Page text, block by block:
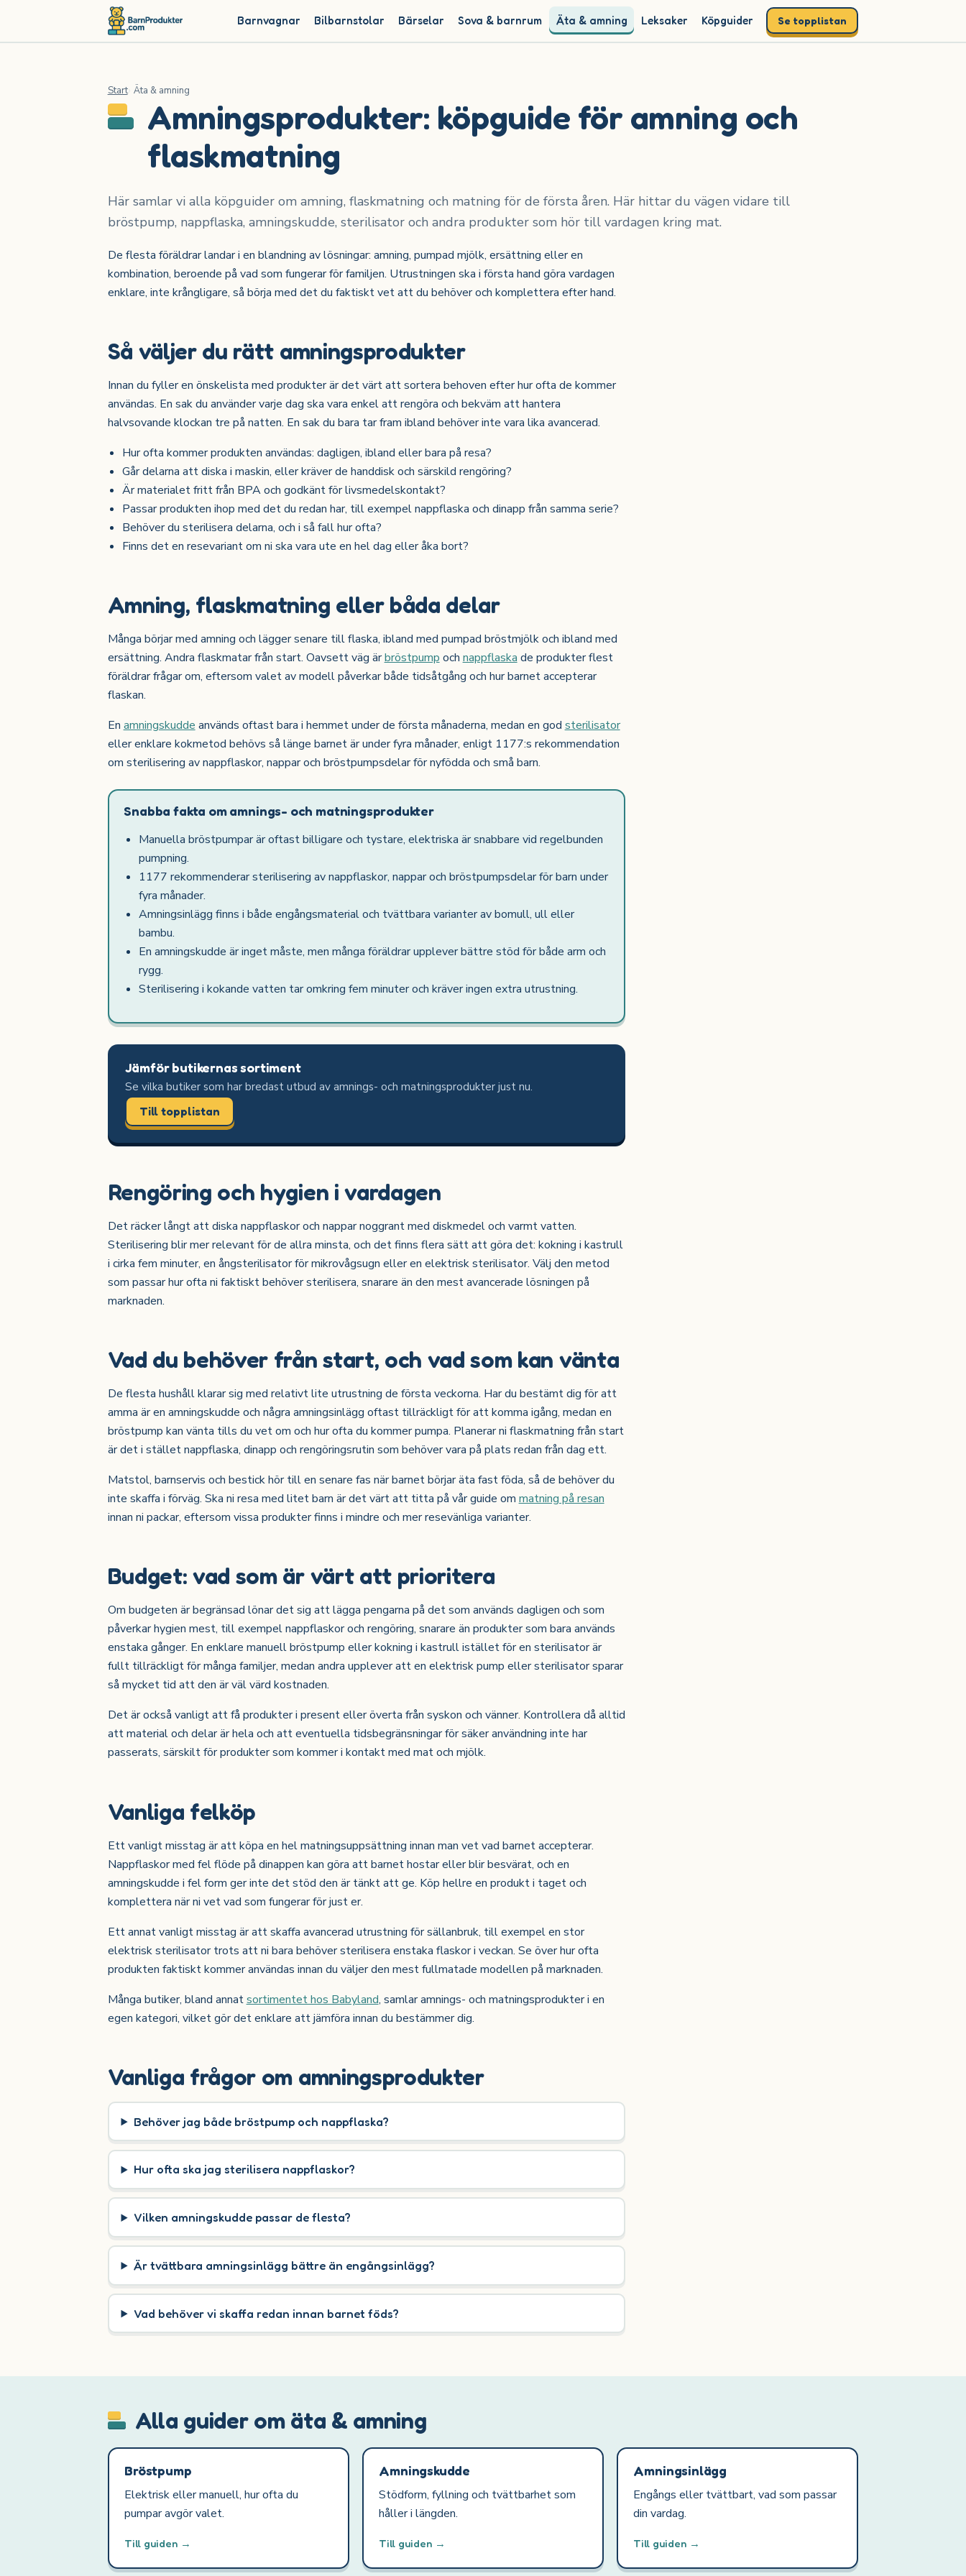
Barnvagnar Bilbarnstolar Bärselar Sova & barnrum Äta & amning Leksaker Köpguider Se topplistan
Start Äta & amning
Amningsprodukter: köpguide för amning och
flaskmatning
Här samlar vi alla köpguider om amning, flaskmatning och matning för de första åren. Här hittar du vägen vidare till
bröstpump, nappflaska, amningskudde, sterilisator och andra produkter som hör till vardagen kring mat.
De flesta föräldrar landar i en blandning av lösningar: amning, pumpad mjölk, ersättning eller en
kombination, beroende på vad som fungerar för familjen. Utrustningen ska i första hand göra vardagen
enklare, inte krångligare, så börja med det du faktiskt vet att du behöver och komplettera efter hand.
Så väljer du rätt amningsprodukter
Innan du fyller en önskelista med produkter är det värt att sortera behoven efter hur ofta de kommer
användas. En sak du använder varje dag ska vara enkel att rengöra och bekväm att hantera
halvsovande klockan tre på natten. En sak du bara tar fram ibland behöver inte vara lika avancerad.
Hur ofta kommer produkten användas: dagligen, ibland eller bara på resa?
Går delarna att diska i maskin, eller kräver de handdisk och särskild rengöring?
Är materialet fritt från BPA och godkänt för livsmedelskontakt?
Passar produkten ihop med det du redan har, till exempel nappflaska och dinapp från samma serie?
Behöver du sterilisera delarna, och i så fall hur ofta?
Finns det en resevariant om ni ska vara ute en hel dag eller åka bort?
Amning, flaskmatning eller båda delar
Många börjar med amning och lägger senare till flaska, ibland med pumpad bröstmjölk och ibland med
ersättning. Andra flaskmatar från start. Oavsett väg ärbröstpump och nappflaska de produkter flest
föräldrar frågar om, eftersom valet av modell påverkar både tidsåtgång och hur barnet accepterar
flaskan.
En amningskudde används oftast bara i hemmet under de första månaderna, medan en god sterilisator
eller enklare kokmetod behövs så länge barnet är under fyra månader, enligt 1177:s rekommendation
om sterilisering av nappflaskor, nappar och bröstpumpsdelar för nyfödda och små barn.
Snabba fakta om amnings- och matningsprodukter
Manuella bröstpumpar är oftast billigare och tystare, elektriska är snabbare vid regelbunden
pumpning.
1177 rekommenderar sterilisering av nappflaskor, nappar och bröstpumpsdelar för barn under
fyra månader.
Amningsinlägg finns i både engångsmaterial och tvättbara varianter av bomull, ull eller
bambu.
En amningskudde är inget måste, men många föräldrar upplever bättre stöd för både arm och
rygg.
Sterilisering i kokande vatten tar omkring fem minuter och kräver ingen extra utrustning.
Jämför butikernas sortiment
Se vilka butiker som har bredast utbud av amnings- och matningsprodukter just nu.
Till topplistan
Rengöring och hygien i vardagen
Det räcker långt att diska nappflaskor och nappar noggrant med diskmedel och varmt vatten.
Sterilisering blir mer relevant för de allra minsta, och det finns flera sätt att göra det: kokning i kastrull
i cirka fem minuter, en ångsterilisator för mikrovågsugn eller en elektrisk sterilisator. Välj den metod
som passar hur ofta ni faktiskt behöver sterilisera, snarare än den mest avancerade lösningen på
marknaden.
Vad du behöver från start, och vad som kan vänta
De flesta hushåll klarar sig med relativt lite utrustning de första veckorna. Har du bestämt dig för att
amma är en amningskudde och några amningsinlägg oftast tillräckligt för att komma igång, medan en
bröstpump kan vänta tills du vet om och hur ofta du kommer pumpa. Planerar ni flaskmatning från start
är det i stället nappflaska, dinapp och rengöringsrutin som behöver vara på plats redan från dag ett.
Matstol, barnservis och bestick hör till en senare fas när barnet börjar äta fast föda, så de behöver du
inte skaffa i förväg. Ska ni resa med litet barn är det värt att titta på vår guide om matning på resan
innan ni packar, eftersom vissa produkter finns i mindre och mer resevänliga varianter.
Budget: vad som är värt att prioritera
Om budgeten är begränsad lönar det sig att lägga pengarna på det som används dagligen och som
påverkar hygien mest, till exempel nappflaskor och rengöring, snarare än produkter som bara används
enstaka gånger. En enklare manuell bröstpump eller kokning i kastrull istället för en sterilisator är
fullt tillräckligt för många familjer, medan andra upplever att en elektrisk pump eller sterilisator sparar
så mycket tid att den är väl värd kostnaden.
Det är också vanligt att få produkter i present eller överta från syskon och vänner. Kontrollera då alltid
att material och delar är hela och att eventuella tidsbegränsningar för säker användning inte har
passerats, särskilt för produkter som kommer i kontakt med mat och mjölk.
Vanliga felköp
Ett vanligt misstag är att köpa en hel matningsuppsättning innan man vet vad barnet accepterar.
Nappflaskor med fel flöde på dinappen kan göra att barnet hostar eller blir besvärat, och en
amningskudde i fel form ger inte det stöd den är tänkt att ge. Köp hellre en produkt i taget och
komplettera när ni vet vad som fungerar för just er.
Ett annat vanligt misstag är att skaffa avancerad utrustning för sällanbruk, till exempel en stor
elektrisk sterilisator trots att ni bara behöver sterilisera enstaka flaskor i veckan. Se över hur ofta
produkten faktiskt kommer användas innan du väljer den mest fullmatade modellen på marknaden.
Många butiker, bland annatsortimentet hos Babyland, samlar amnings- och matningsprodukter i en
egen kategori, vilket gör det enklare att jämföra innan du bestämmer dig.
Vanliga frågor om amningsprodukter
Behöver jag både bröstpump och nappflaska?
Hur ofta ska jag sterilisera nappflaskor?
Vilken amningskudde passar de flesta?
Är tvättbara amningsinlägg bättre än engångsinlägg?
Vad behöver vi skaffa redan innan barnet föds?
Alla guider om äta & amning
Bröstpump
Elektrisk eller manuell, hur ofta du
pumpar avgör valet.
Till guiden →
Amningskudde
Stödform, fyllning och tvättbarhet som
håller i längden.
Till guiden →
Amningsinlägg
Engångs eller tvättbart, vad som passar
din vardag.
Till guiden →